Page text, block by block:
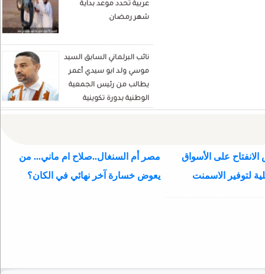
politique
عربية تحدد موعد بداية
شهر رمضان
نائب البرلماني السابق السيد
موسي ولد ابو سيدي أعمر
يطالب من رئيس الجمعية
الوطنية بدورة تكوينية
للنواب الجديد
على الأسواق
لتوفير الاسمنت
مصر أم السنغال..صلاح ام ماني... من
يعوض خسارة آخر نهائي في الكان؟